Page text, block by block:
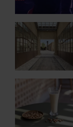
naar
live
jazz
luisteren
València
“Memoria
habitada”:
rondleidingen
Bombas
Gens
Workshops
ambachtelijke
horchata
in